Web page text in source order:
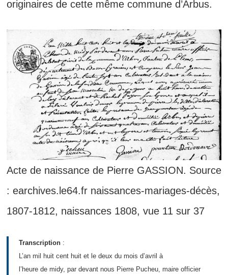
originaires de cette même commune d’Arbus.
Acte de naissance de Pierre GASSION. Source
: earchives.le64.fr naissances-mariages-décès,
1807-1812, naissances 1808, vue 11 sur 37
Transcription:
L’an mil huit cent huit et le deux du mois d’avril à
l’heure de midy, par devant nous Pierre Pucheu, maire officier